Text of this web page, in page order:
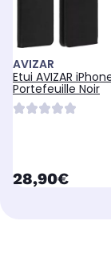
AVIZAR
Etui AVIZAR
Portefeuille Noir
currentPrice
28,90€